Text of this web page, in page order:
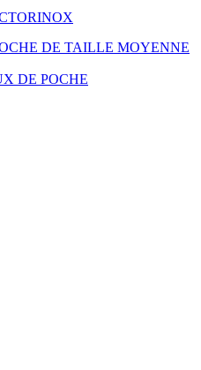
DE TAILLE MOYENNE
DE POCHE